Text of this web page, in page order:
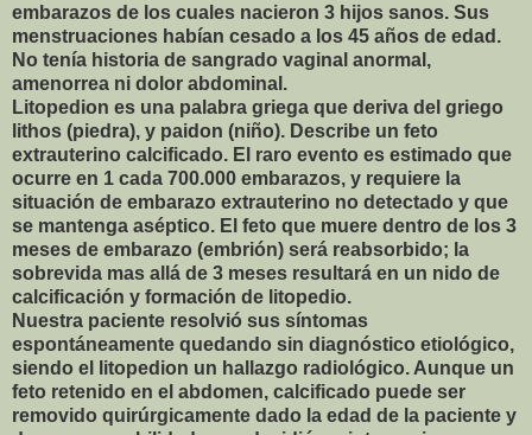
embarazos de los cuales nacieron 3 hijos sanos. Sus
menstruaciones habían cesado a los 45 años de edad.
No tenía historia de sangrado vaginal anormal,
amenorrea ni dolor abdominal.
Litopedion es una palabra griega que deriva del griego
lithos (piedra), y paidon (niño). Describe un feto
extrauterino calcificado. El raro evento es estimado que
ocurre en 1 cada 700.000 embarazos, y requiere la
situación de embarazo extrauterino no detectado y que
se mantenga aséptico. El feto que muere dentro de los 3
meses de embarazo (embrión) será reabsorbido; la
sobrevida mas allá de 3 meses resultará en un nido de
calcificación y formación de litopedio.
Nuestra paciente resolvió sus síntomas
espontáneamente quedando sin diagnóstico etiológico,
siendo el litopedion un hallazgo radiológico. Aunque un
feto retenido en el abdomen, calcificado puede ser
removido quirúrgicamente dado la edad de la paciente y